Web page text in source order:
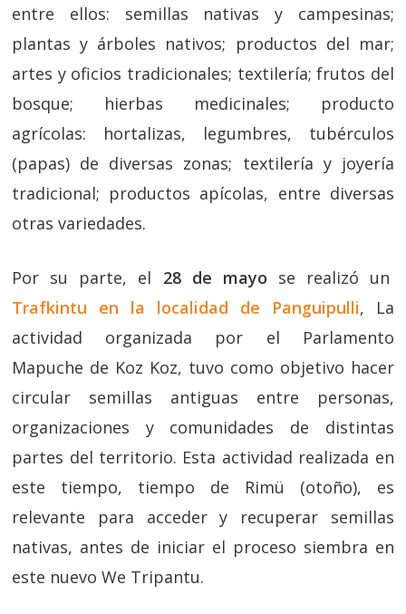
entre ellos: semillas nativas y campesinas;
plantas y árboles nativos; productos del mar;
artes y oficios tradicionales; textilería; frutos del
bosque; hierbas medicinales; producto
agrícolas: hortalizas, legumbres, tubérculos
(papas) de diversas zonas; textilería y joyería
tradicional; productos apícolas, entre diversas
otras variedades.
Por su parte, el 28 de mayo se realizó un
Trafkintu en la localidad de Panguipulli, La
actividad organizada por el Parlamento
Mapuche de Koz Koz, tuvo como objetivo hacer
circular semillas antiguas entre personas,
organizaciones y comunidades de distintas
partes del territorio. Esta actividad realizada en
este tiempo, tiempo de Rimü (otoño), es
relevante para acceder y recuperar semillas
nativas, antes de iniciar el proceso siembra en
este nuevo We Tripantu.